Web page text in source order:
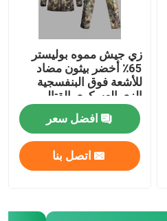
زي جيش مموه بوليستر
65٪ أخضر بيثون مضاد
للأشعة فوق البنفسجية
الزي العسكري القتالي
افضل سعر
اتصل بنا